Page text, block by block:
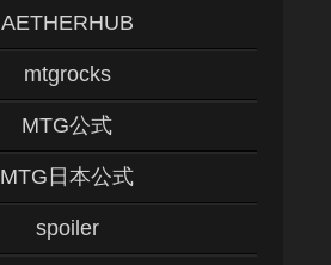
AETHERHUB
mtgrocks
MTG公式
MTG日本公式
spoiler